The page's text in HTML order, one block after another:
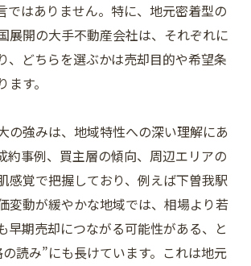
ではありません。特に、地元密着型の
展開の大手不動産会社は、それぞれに
、どちらを選ぶかは売却目的や希望条
す。
の強みは、地域特性への深い理解にあ
約事例、買主層の傾向、周辺エリアの
感覚で把握しており、例えば下曽我駅
変動が緩やかな地域では、相場より若
早期売却につながる可能性がある、と
読み”にも長けています。これは地元